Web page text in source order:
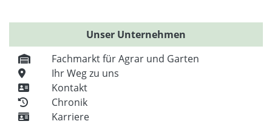
Unser Unternehmen
Fachmarkt für Agrar und Garten
Ihr Weg zu uns
Kontakt
Chronik
Karriere